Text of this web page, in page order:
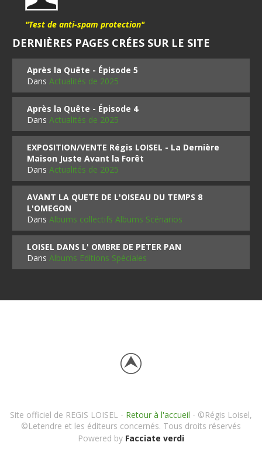
"Test de anti-spam protection"
DERNIÈRES PAGES CRÉES SUR LE SITE
Après la Quête - Épisode 5
DansActualités de 2025
Après la Quête - Épisode 4
DansActualités de 2025
EXPOSITION/VENTE Régis LOISEL - La Dernière
Maison Juste Avant la Forêt
DansActualités de 2025
AVANT LA QUETE DE L'OISEAU DU TEMPS 8
L'OMEGON
DansAlbums collectifs Albums Scénarios
LOISEL DANS L' OMBRE DE PETER PAN
DansAlbums Editions Spéciales
Site officiel de REGIS LOISEL - Retour à l'accueil - ©Régis Loisel,
©Letendre et les éditeurs concernés. Tous droits réservés
Powered by Facciate verdi